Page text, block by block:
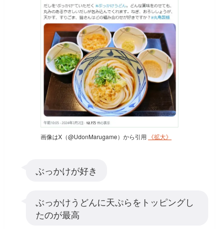
画像はX（@UdonMarugame）から引用 《拡大》
ぶっかけが好き
ぶっかけうどんに天ぷらをトッピングし
たのが最高